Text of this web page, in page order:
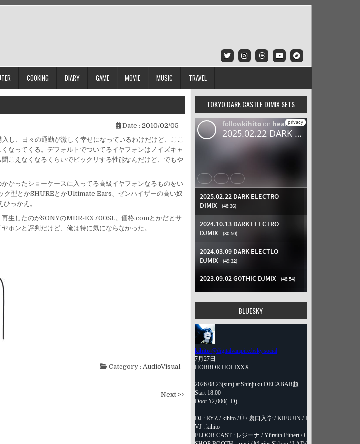
COOKING DIARY GAME MOVIE MUSIC TRAVEL
Date : 2010/02/05
入し、日々の通勤が激しく幸せになっているわけだけど、ここ
なってくる。デフォルトでついてるイヤフォンはノイズキャ
こえなくなるくらいでビックリする性能なんだけど、でもや
かったショーケースに入ってる高級イヤフォンなるものをい
ク型とかSHUREとかUltimate Ears、ゼンハイザーの高い奴
っかえ。
生したのがSONYのMDR-EX700SL。価格.comとかだとサ
ホンと評判だけど、俺は特に気にならなかった。
Category : AudioVisual
Next >>
TOKYO DARK CASTLE DJMIX SETS
BLUESKY